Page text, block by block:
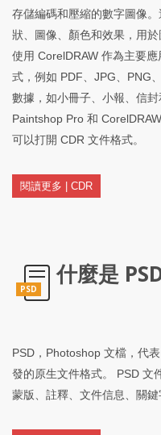
存儲編碼和壓縮的數字圖像
狀、圖像、顏色和效果，用
使用 CorelDRAW 作為主要
式，例如 PDF、JPG、PNG
數據，如小冊子、小報、信
Paintshop Pro 和
可以打開 CDR 文件格式。
閱讀更多 | CDR
PSD
什麼是
PSD，Photoshop 文檔，代
發的原生文件格式。 PSD 文
蒙版、註釋、文件信息、關